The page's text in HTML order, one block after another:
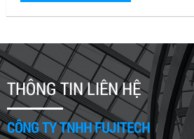
THÔNG TIN LIÊN HỆ
CÔNG TY TNHH FUJITECH